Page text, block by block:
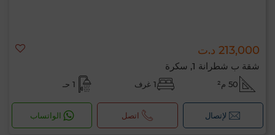
213,000 د.ت
شقة ب شطرانة 1, سكرة
50 م² 1 غرف 1 حـ
لإتصال اتصل الواتساب